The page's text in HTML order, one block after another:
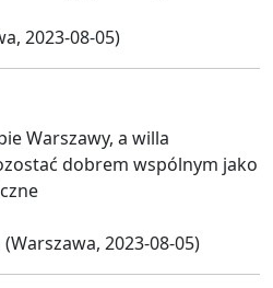
2023-08-05)
Warszawy, a willa
dobrem wspólnym jako
(Warszawa, 2023-08-05)